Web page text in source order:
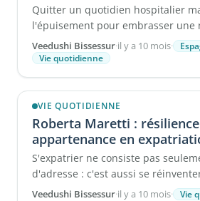
Quitter un quotidien hospitalier
l'épuisement pour embrasser une
Espagne : c'est le tournant ...
Veedushi Bissessur·il y a 10 mois·
Vie quotidienne
VIE QUOTIDIENNE
Roberta Maretti :
appartenance en
S'expatrier ne consiste pas
d'adresse : c'est aussi se
redéfinir ...
Veedushi Bissessur·il y a 10 mois· Vie